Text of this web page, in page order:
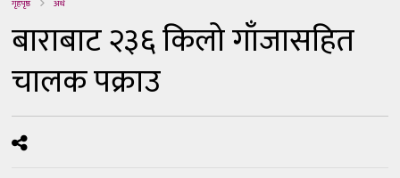
गृहपृष्ठ अर्थ
बाराबाट २३६ किलो गाँजासहित
चालक पक्राउ